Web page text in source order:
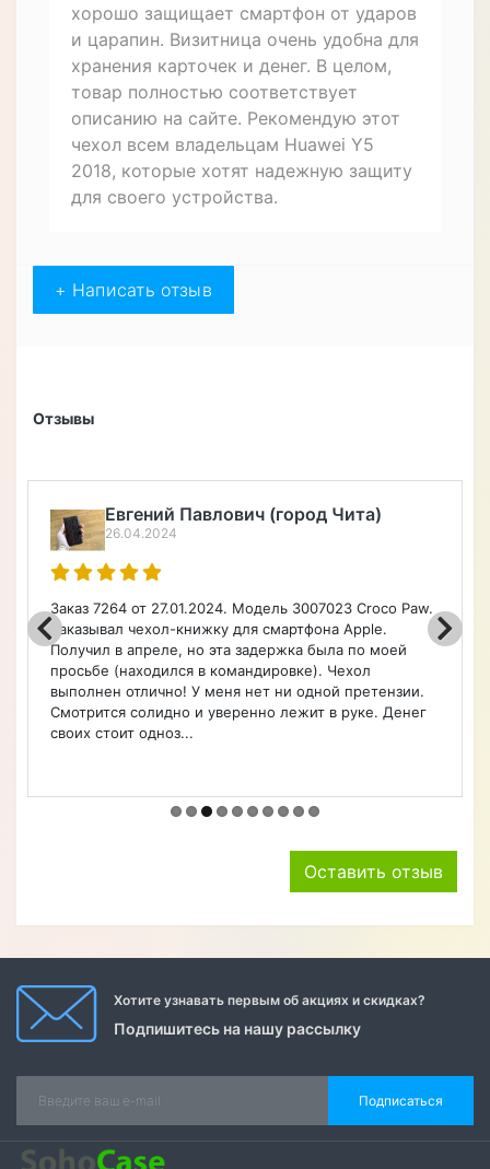
хорошо защищает смартфон от ударов
и царапин. Визитница очень удобна для
хранения карточек и денег. В целом,
товар полностью соответствует
описанию на сайте. Рекомендую этот
чехол всем владельцам Huawei Y5
2018, которые хотят надежную защиту
для своего устройства.
+ Написать отзыв
Отзывы
Алексей Верегин
22.04.2024
Порадовал широкий ассортимент по каталогу на
чехлы, очень быстро оформил заказ. Чехол удобный.
Советую.
Оставить отзыв
Хотите узнавать первым об акциях и скидках?
Подпишитесь на нашу рассылку
Подписаться